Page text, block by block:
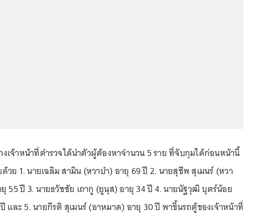
เจ้าหน้าที่ตำรวจได้นำตัวผู้ต้องหาจำนวน 5 ราย ที่จับกุมได้ก่อนหน้านี้
วย 1. นายเฉลิม สามิน (หวาบ๋า) อายุ 69 ปี 2. นายสุชีพ สุเมนร์ (หวา
55 ปี 3. นายธวัชชัย เถากู (ยูนุส) อายุ 34 ปี 4. นายนัฐวุฒิ บุตร์น้อย
และ 5. นายกีรติ สุเมนร์ (อาหมาด) อายุ 30 ปี พาขึ้นรถตู้ของเจ้าหน้าที่